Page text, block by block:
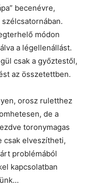
becenévre,
módon
a légellenállást.
csak a győztestől,
az összetettben.
orosz ruletthez
de a
toronymagas
csak elveszítheti,
problémából
kapcsolatban